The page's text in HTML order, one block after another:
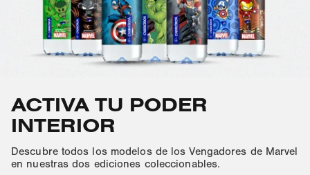
ACTIVA TU PODER
INTERIOR
Descubre todos los modelos de los Vengadores de Marvel
en nuestras dos ediciones coleccionables.